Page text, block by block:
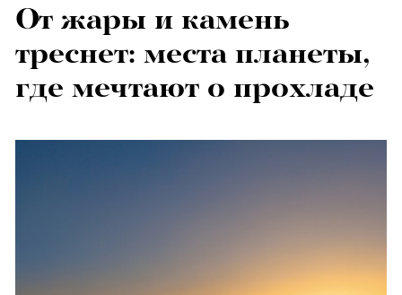
От жары и камень
треснет: места планеты,
где мечтают о прохладе